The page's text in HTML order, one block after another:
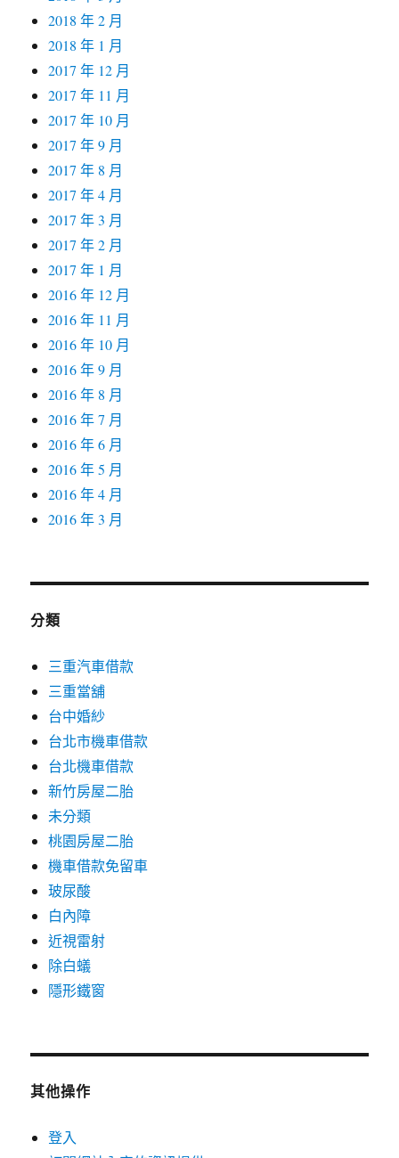
2018 年 2 月
2018 年 1 月
2017 年 12 月
2017 年 11 月
2017 年 10 月
2017 年 9 月
2017 年 8 月
2017 年 4 月
2017 年 3 月
2017 年 2 月
2017 年 1 月
2016 年 12 月
2016 年 11 月
2016 年 10 月
2016 年 9 月
2016 年 8 月
2016 年 7 月
2016 年 6 月
2016 年 5 月
2016 年 4 月
2016 年 3 月
分類
三重汽車借款
三重當舖
台中婚紗
台北市機車借款
台北機車借款
新竹房屋二胎
未分類
桃園房屋二胎
機車借款免留車
玻尿酸
白內障
近視雷射
除白蟻
隱形鐵窗
其他操作
登入